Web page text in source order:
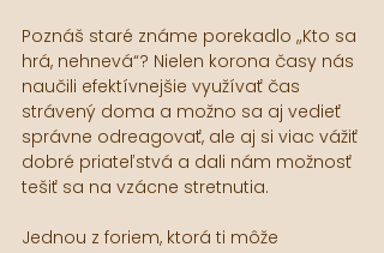
Poznáš staré známe porekadlo „Kto sa
hrá, nehnevá“? Nielen korona časy nás
naučili efektívnejšie využívať čas
strávený doma a možno sa aj vedieť
správne odreagovať, ale aj si viac vážiť
dobré priateľstvá a dali nám možnosť
tešiť sa na vzácne stretnutia.
Jednou z foriem, ktorá ti môže